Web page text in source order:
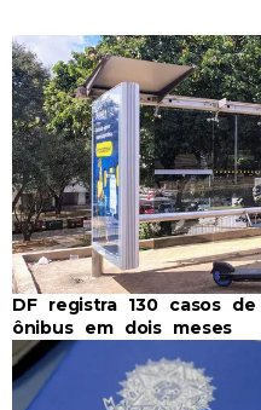
DF registra 130 casos
ônibus em dois meses